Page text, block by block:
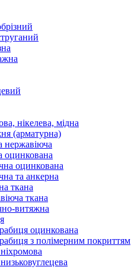
нікелева, мідна
(арматурна)
нержавіюча
оцинкована
оцинкована
та анкерна
ткана
ткана
витяжна
оцинкована
з полімерним покриттям